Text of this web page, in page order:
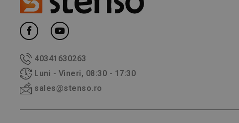
40341630263
Luni - Vineri, 08:30 - 17:30
sales@stenso.ro